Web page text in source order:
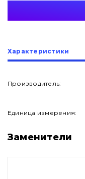
О нас
Характеристики
Производитель:
Единица измерения:
Заменители